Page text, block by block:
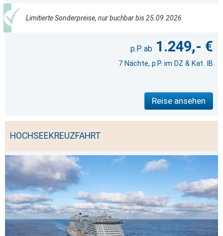
Limitierte Sonderpreise, nur buchbar bis 25.09.2026
1.249,- €
7 Nächte, p.P. im DZ & Kat. IB
Reise ansehen
HOCHSEEKREUZFAHRT